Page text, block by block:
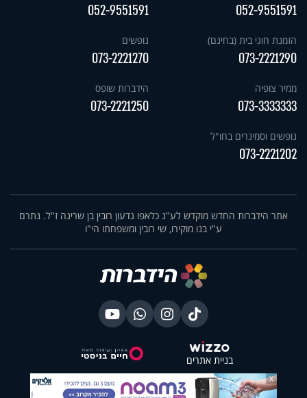
052-9551591
052-9551591
הזמנת חוגי בית (בחינם)
073-2221290
נופשים
073-2221270
ממיר צופיה
073-3333333
הידברות שופס
073-2221250
נופשים וסמינרים בחו"ל
073-2221202
אתר הידברות החדש מוקדש לע"נ כלאפו גדעון רובין בן שרינה ז"ל. נתרם
ע"י בנו מוקירו, שי רובין ומשפחתו הי"ו
בניית אתרים
X